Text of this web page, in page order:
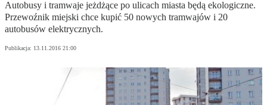
Autobusy i tramwaje jeżdżące po ulicach miasta będą ekologiczne.
Przewoźnik miejski chce kupić 50 nowych tramwajów i 20
autobusów elektrycznych.
Publikacja: 13.11.2016 21:00